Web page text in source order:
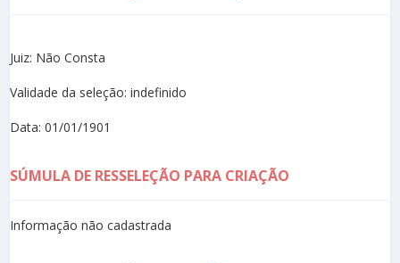
Juiz: Não Consta
Validade da seleção: indefinido
Data: 01/01/1901
SÚMULA DE RESSELEÇÃO PARA CRIAÇÃO
Informação não cadastrada